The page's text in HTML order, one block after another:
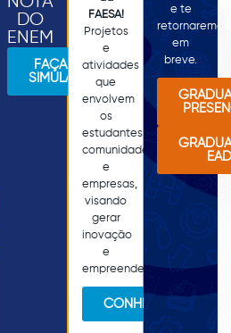
DO
ENEM
FAÇA SUA
SIMULAÇÃO
FAESA!
Projetos
e
atividades
que
envolvem
os
estudantes,
comunidade
e
empresas,
visando
gerar
inovação
e
empreendedorismo.
CONHEÇA
e te
retornaremos
em
breve.